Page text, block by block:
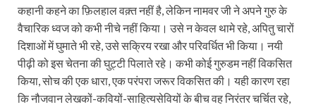
कहानी कहने का फ़िलहाल वक़्त नहीं है, लेकिन नामवर जी ने अपने गुरु के
वैचारिक ध्वज को कभी नीचे नहीं किया। उसे न केवल थामे रहे, अपितु चारों
दिशाओं में घुमाते भी रहे, उसे सक्रिय रखा और परिवर्धित भी किया। नयी
पीढ़ी को इस चेतना की घुट्टी पिलाते रहे। कभी कोई गुरुडम नहीं विकसित
किया, सोच की एक धारा, एक परंपरा जरूर विकसित की। यही कारण रहा
कि नौजवान लेखकों-कवियों-साहित्यसेवियों के बीच वह निरंतर चर्चित रहे,